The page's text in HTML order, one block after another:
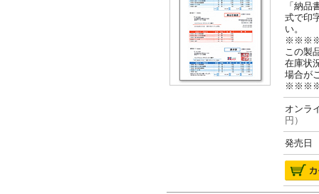
「納
式で印
い。
この製
在庫状
場合が
オン
円）
発売日